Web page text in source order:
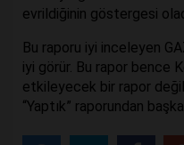
evrildiğinin göstergesi
Bu raporu iyi inceleyen
iyi görür. Bu rapor bence
etkileyecek bir rapor
“Yaptık” raporundan